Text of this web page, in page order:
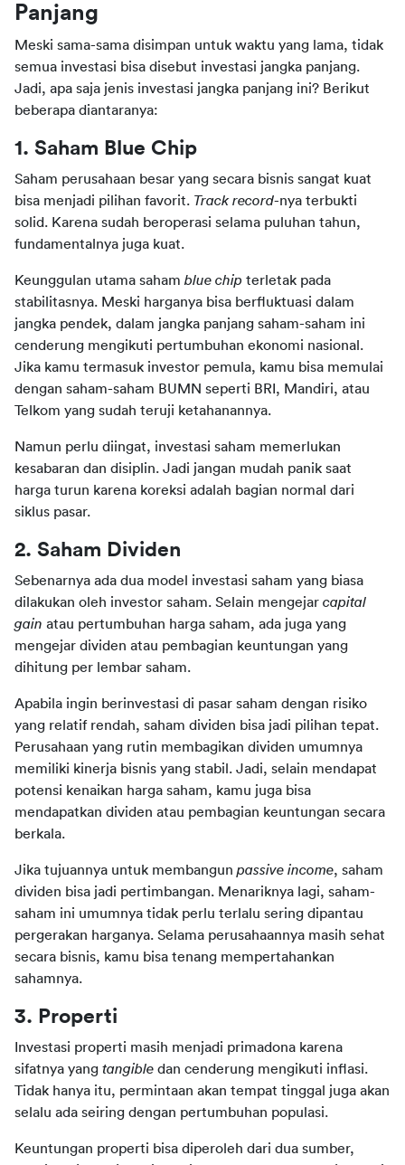
Panjang
Meski sama-sama disimpan untuk waktu yang lama, tidak
semua investasi bisa disebut investasi jangka panjang.
Jadi, apa saja jenis investasi jangka panjang ini? Berikut
beberapa diantaranya:
1. Saham Blue Chip
Saham perusahaan besar yang secara bisnis sangat kuat
bisa menjadi pilihan favorit. Track record-nya terbukti
solid. Karena sudah beroperasi selama puluhan tahun,
fundamentalnya juga kuat.
Keunggulan utama saham blue chip terletak pada
stabilitasnya. Meski harganya bisa berfluktuasi dalam
jangka pendek, dalam jangka panjang saham-saham ini
cenderung mengikuti pertumbuhan ekonomi nasional.
Jika kamu termasuk investor pemula, kamu bisa memulai
dengan saham-saham BUMN seperti BRI, Mandiri, atau
Telkom yang sudah teruji ketahanannya.
Namun perlu diingat, investasi saham memerlukan
kesabaran dan disiplin. Jadi jangan mudah panik saat
harga turun karena koreksi adalah bagian normal dari
siklus pasar.
2. Saham Dividen
Sebenarnya ada dua model investasi saham yang biasa
dilakukan oleh investor saham. Selain mengejar capital
gain atau pertumbuhan harga saham, ada juga yang
mengejar dividen atau pembagian keuntungan yang
dihitung per lembar saham.
Apabila ingin berinvestasi di pasar saham dengan risiko
yang relatif rendah, saham dividen bisa jadi pilihan tepat.
Perusahaan yang rutin membagikan dividen umumnya
memiliki kinerja bisnis yang stabil. Jadi, selain mendapat
potensi kenaikan harga saham, kamu juga bisa
mendapatkan dividen atau pembagian keuntungan secara
berkala.
Jika tujuannya untuk membangun passive income, saham
dividen bisa jadi pertimbangan. Menariknya lagi, saham-
saham ini umumnya tidak perlu terlalu sering dipantau
pergerakan harganya. Selama perusahaannya masih sehat
secara bisnis, kamu bisa tenang mempertahankan
sahamnya.
3. Properti
Investasi properti masih menjadi primadona karena
sifatnya yang tangible dan cenderung mengikuti inflasi.
Tidak hanya itu, permintaan akan tempat tinggal juga akan
selalu ada seiring dengan pertumbuhan populasi.
Keuntungan properti bisa diperoleh dari dua sumber,